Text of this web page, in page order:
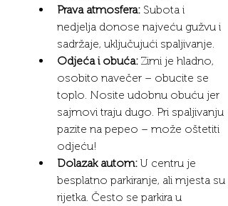
Prava atmosfera: Subota i
nedjelja donose najveću gužvu i
sadržaje, uključujući spaljivanje.
Odjeća i obuća: Zimi je hladno,
osobito navečer – obucite se
toplo. Nosite udobnu obuću jer
sajmovi traju dugo. Pri spaljivanju
pazite na pepeo – može oštetiti
odjeću!
Dolazak autom: U centru je
besplatno parkiranje, ali mjesta su
rijetka. Često se parkira u